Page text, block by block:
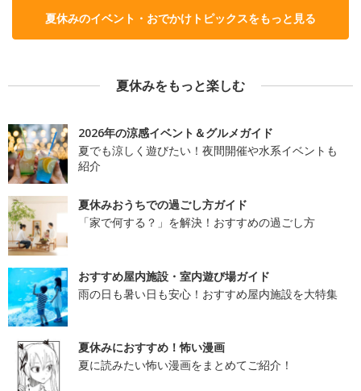
夏休みのイベント・おでかけトピックスをもっと見る
夏休みをもっと楽しむ
2026年の涼感イベント＆グルメガイド
夏でも涼しく遊びたい！夜間開催や水系イベントも
紹介
夏休みおうちでの過ごし方ガイド
「家で何する？」を解決！おすすめの過ごし方
おすすめ屋内施設・室内遊び場ガイド
雨の日も暑い日も安心！おすすめ屋内施設を大特集
夏休みにおすすめ！怖い漫画
夏に読みたい怖い漫画をまとめてご紹介！